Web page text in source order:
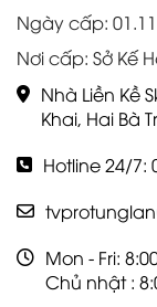
Ngày cấp:
Nơi cấp: Sở Kế
Nhà Liền Kề
Khai, Hai Bà
Hotline 24/7:
Mon - Fri:
Chủ nhật :